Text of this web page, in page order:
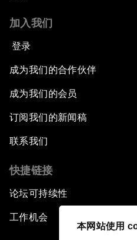
本网站使用
加入我们
登录
成为我们的合作伙伴
成为我们的会员
订阅我们的新闻稿
联系我们
快捷链接
论坛可持续性
工作机会